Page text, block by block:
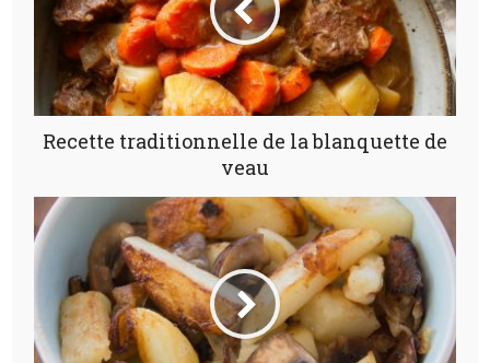
Recette traditionnelle de la blanquette de
veau